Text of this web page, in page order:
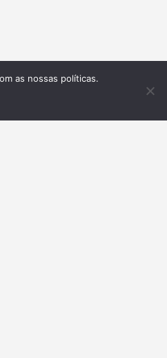
as nossas políticas.